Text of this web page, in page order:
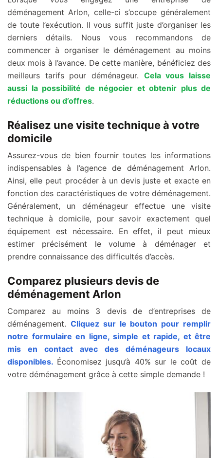
déménagement Arlon, celle-ci s’occupe généralement
de toute l’exécution. Il vous suffit juste d’organiser les
derniers détails. Nous vous recommandons de
commencer à organiser le déménagement au moins
deux mois à l’avance. De cette manière, bénéficiez des
meilleurs tarifs pour déménageur. Cela vous laisse
aussi la possibilité de négocier et obtenir plus de
réductions ou d’offres.
Réalisez une visite technique à votre
domicile
Assurez-vous de bien fournir toutes les informations
indispensables à l’agence de déménagement Arlon.
Ainsi, elle peut procéder à un devis juste et exacte en
fonction des caractéristiques de votre déménagement.
Généralement, un déménageur effectue une visite
technique à domicile, pour savoir exactement quel
équipement est nécessaire. En effet, il peut mieux
estimer précisément le volume à déménager et
prendre connaissance des difficultés d’accès.
Comparez plusieurs devis de
déménagement Arlon
Comparez au moins 3 devis de d’entreprises de
déménagement. Cliquez sur le bouton pour remplir
notre formulaire en ligne, simple et rapide, et être
mis en contact avec des déménageurs locaux
disponibles. Économisez jusqu’à 40% sur le coût de
votre déménagement grâce à cette simple demande !